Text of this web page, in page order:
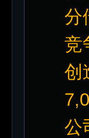
分
竞
创
公